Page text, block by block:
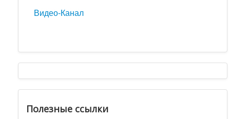
Видео-Канал
Полезные ссылки